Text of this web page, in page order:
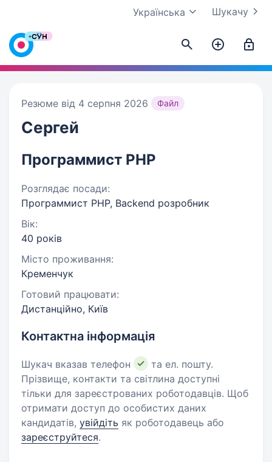
Шукачу
Українська
Резюме від 4 серпня 2026 Файл
Сергей
Программист PHP
Розглядає посади:
Программист PHP, Backend розробник
Вік:
40 років
Місто проживання:
Кременчук
Готовий працювати:
Дистанційно, Київ
Контактна інформація
Шукач вказав телефон
та ел. пошту.
Прізвище, контакти та світлина доступні
тільки для зареєстрованих роботодавців. Щоб
отримати доступ до особистих даних
кандидатів, увійдіть як роботодавець або
зареєструйтеся.